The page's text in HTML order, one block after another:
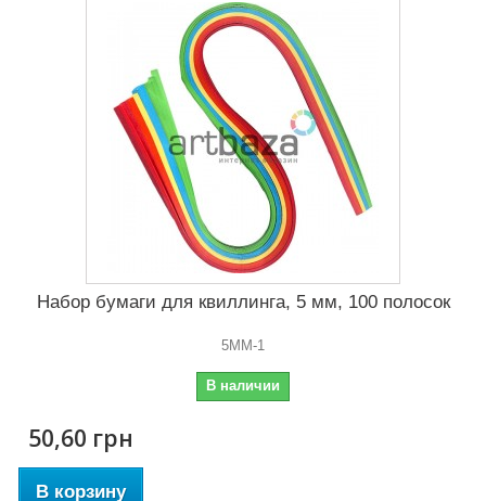
Набор бумаги для квиллинга, 5 мм, 100 полосок
5MM-1
В наличии
50,60 грн
В корзину